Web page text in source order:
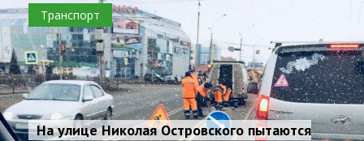
Транспорт
На улице Николая Островского пытаются